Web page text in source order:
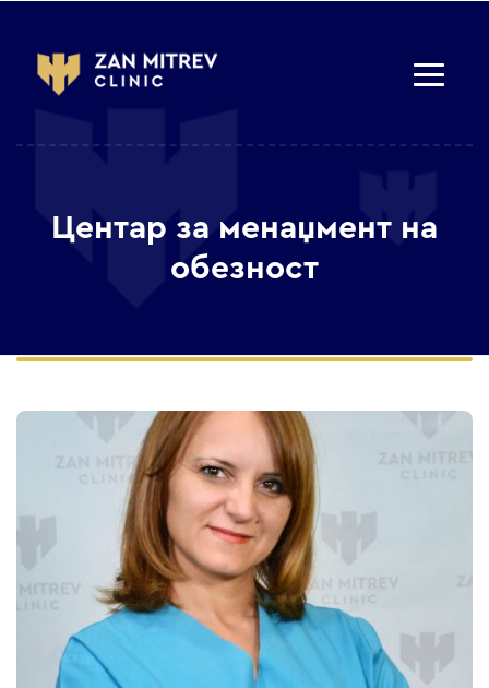
Центар за менаџмент на
обезност